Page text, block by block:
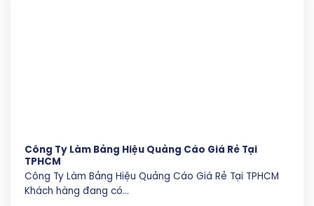
Công Ty Làm Bảng Hiệu Quảng Cáo Giá Rẻ Tại
TPHCM
Công Ty Làm Bảng Hiệu Quảng Cáo Giá Rẻ Tại TPHCM
Khách hàng đang có...